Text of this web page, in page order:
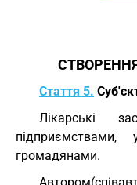
Стаття 5.
Лікарські
підприємствами,
громадянами.